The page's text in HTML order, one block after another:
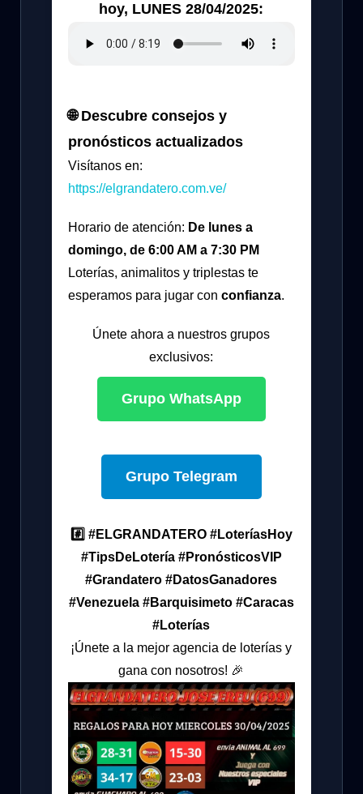
hoy, LUNES 28/04/2025:
🌐 Descubre consejos y
pronósticos actualizados
Visítanos en:
https://elgrandatero.com.ve/
Horario de atención: De lunes a
domingo, de 6:00 AM a 7:30 PM
Loterías, animalitos y triplestas te
esperamos para jugar con confianza.
Únete ahora a nuestros grupos
exclusivos:
Grupo WhatsApp
Grupo Telegram
#️⃣ #ELGRANDATERO #LoteríasHoy
#TipsDeLotería #PronósticosVIP
#Grandatero #DatosGanadores
#Venezuela #Barquisimeto #Caracas
#Loterías
¡Únete a la mejor agencia de loterías y
gana con nosotros! 🎉